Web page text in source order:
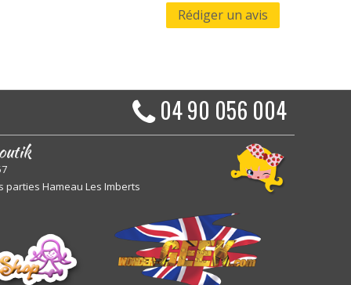
Rédiger un avis
04 90 056 004
parties Hameau Les Imberts